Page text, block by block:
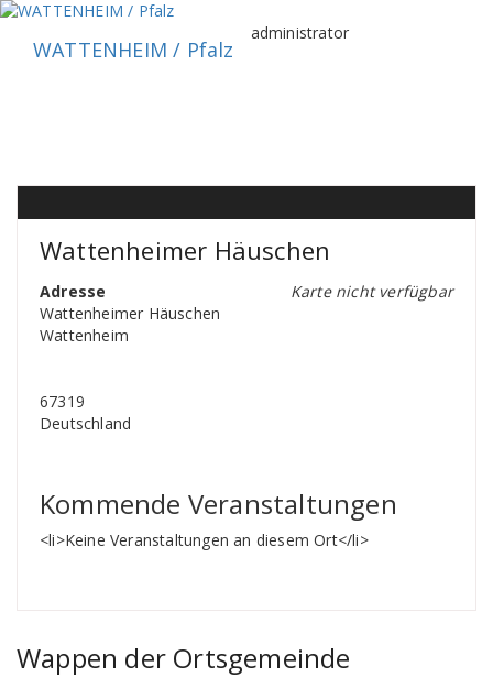
Zum
springenWATTENHEIM / Pfalz
administrator
Wattenheimer Häuschen
Karte nicht verfügbar
Adresse
Wattenheimer Häuschen
Wattenheim
67319
Deutschland
Kommende Veranstaltungen
<li>Keine Veranstaltungen an diesem Ort</li>
Wappen der Ortsgemeinde